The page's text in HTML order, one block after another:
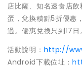
店比薩、知名速食店
蛋，兌換積點5折優惠
過。優惠兌換只到17日。
活動說明： http://
Android下載位址：